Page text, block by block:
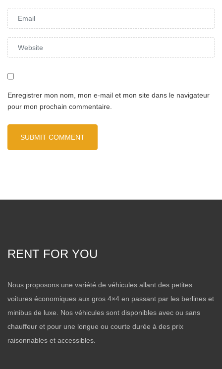
Enregistrer mon nom, mon e-mail et mon site dans le navigateur
pour mon prochain commentaire.
RENT FOR YOU
Nous proposons une variété de véhicules allant des petites
voitures économiques aux gros 4×4 en passant par les berlines et
minibus de luxe. Nos véhicules sont disponibles avec ou sans
chauffeur et pour une longue ou courte durée à des prix
raisonnables et accessibles.